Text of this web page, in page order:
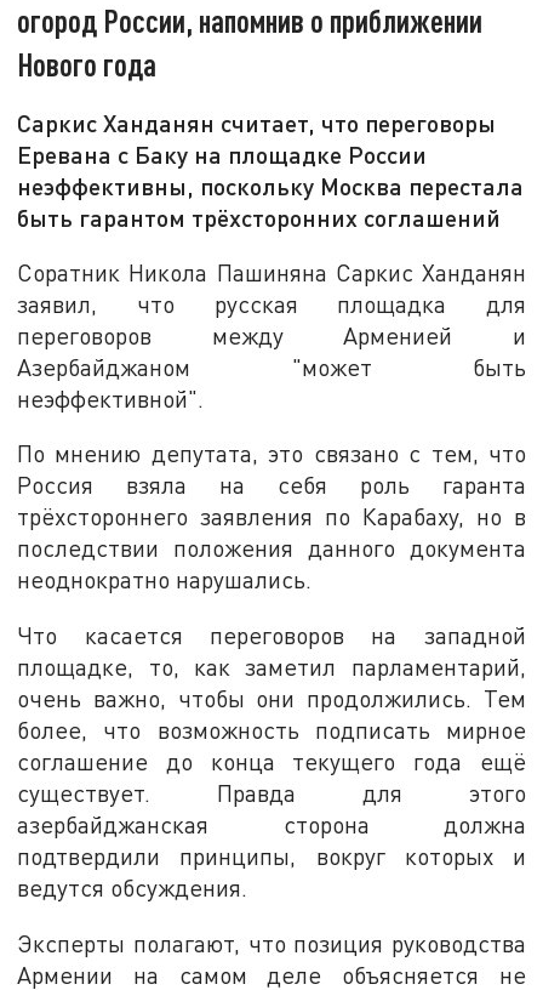
огород России, напомнив о приближении
Нового года
Саркис Ханданян считает, что переговоры
Еревана с Баку на площадке России
неэффективны, поскольку Москва перестала
быть гарантом трёхсторонних соглашений
Соратник Никола Пашиняна Саркис Ханданян
заявил, что русская площадка для
переговоров между Арменией и
Азербайджаном "может быть
неэффективной".
По мнению депутата, это связано с тем, что
Россия взяла на себя роль гаранта
трёхстороннего заявления по Карабаху, но в
последствии положения данного документа
неоднократно нарушались.
Что касается переговоров на западной
площадке, то, как заметил парламентарий,
очень важно, чтобы они продолжились. Тем
более, что возможность подписать мирное
соглашение до конца текущего года ещё
существует. Правда для этого
азербайджанская сторона должна
подтвердили принципы, вокруг которых и
ведутся обсуждения.
Эксперты полагают, что позиция руководства
Армении на самом деле объясняется не